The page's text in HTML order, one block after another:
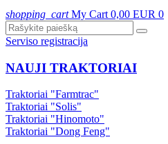
shopping_cart My Cart 0,00 EUR 0
Serviso registracija
NAUJI TRAKTORIAI
Traktoriai "Farmtrac"
Traktoriai "Solis"
Traktoriai "Hinomoto"
Traktoriai "Dong Feng"